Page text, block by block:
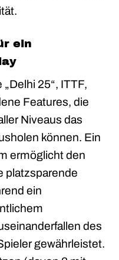
ein
25“, ITTF,
Features, die
Niveaus das
können. Ein
ermöglicht den
platzsparende
ein
des
gewährleistet.